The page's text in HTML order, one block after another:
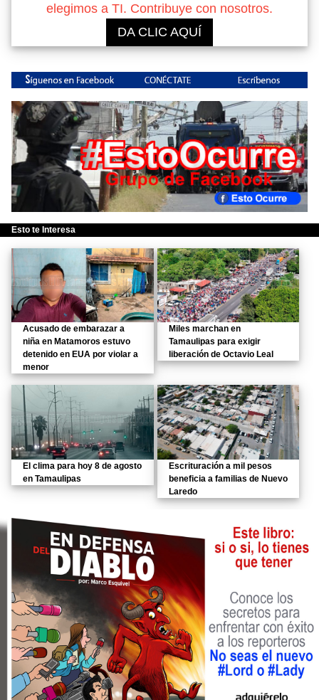
elegimos a TI. Contribuye con nosotros.
DA CLIC AQUÍ
Esto te Interesa
Acusado de embarazar a
niña en Matamoros estuvo
detenido en EUA por violar a
menor
Miles marchan en
Tamaulipas para exigir
liberación de Octavio Leal
El clima para hoy 8 de agosto
en Tamaulipas
Escrituración a mil pesos
beneficia a familias de Nuevo
Laredo